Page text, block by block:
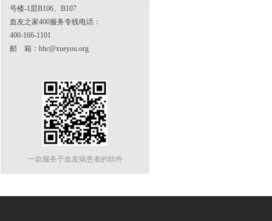
号楼-1层B106、B107
血友之家400服务专线电话：
400-166-1101
邮 箱：hhc@xueyou.org
一款服务于血友病患者的软件